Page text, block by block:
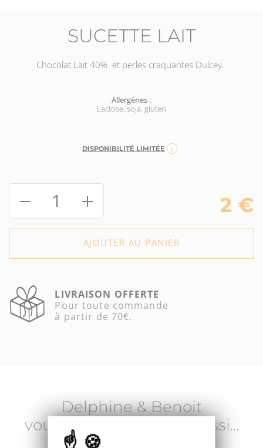
SUCETTE LAIT
Chocolat Lait 40%et perles craquantes Dulcey.
Allergènes :
Lactose, soja, gluten
DISPONIBILITÉ LIMITÉE
1 2 €
AJOUTER AU PANIER
LIVRAISON OFFERTE
Pour toute commande
à partir de 70€.
Delphine & Benoit
vous recommandent aussi...